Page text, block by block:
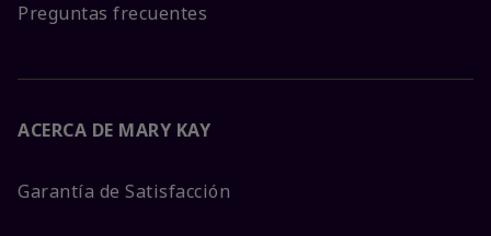
Preguntas frecuentes
ACERCA DE MARY KAY
Garantía de Satisfacción